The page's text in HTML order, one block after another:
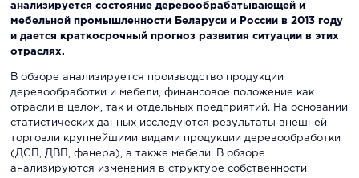
анализируется состояние деревообрабатывающей и
мебельной промышленности Беларуси и России в 2013 году
и дается краткосрочный прогноз развития ситуации в этих
отраслях.
В обзоре анализируется производство продукции
деревообработки и мебели, финансовое положение как
отрасли в целом, так и отдельных предприятий. На основании
статистических данных исследуются результаты внешней
торговли крупнейшими видами продукции деревообработки
(ДСП, ДВП, фанера), а также мебели. В обзоре
анализируются изменения в структуре собственности